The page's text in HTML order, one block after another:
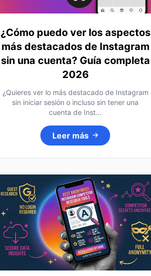
¿Cómo puedo ver los aspectos
más destacados de Instagram
sin una cuenta? Guía completa
2026
¿Quieres ver lo más destacado de Instagram
sin iniciar sesión o incluso sin tener una
cuenta de Inst...
Leer más